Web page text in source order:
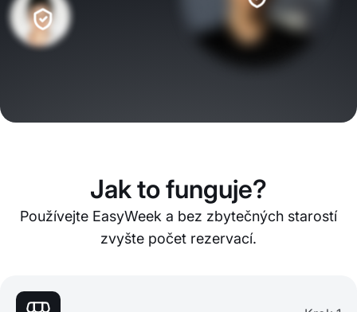
Jak to funguje?
Používejte EasyWeek a bez zbytečných starostí
zvyšte počet rezervací.